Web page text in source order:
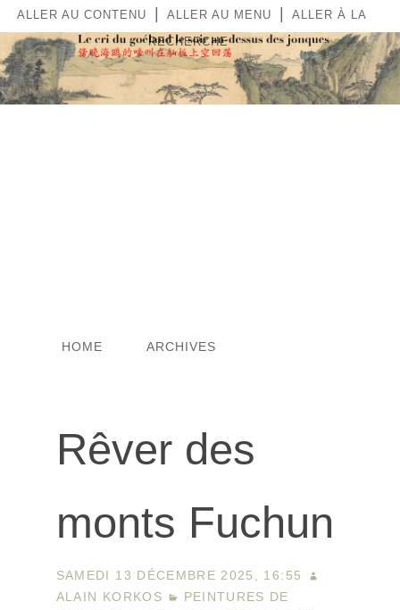
ALLER AU CONTENU ALLER AU MENU
ALLER À LA
RECHERCHE
LE CRI DU GOÉLAND LE
SOIR AU-DESSUS DES
HOME ARCHIVES
Rêver des
monts Fuchun
SAMEDI 13 DÉCEMBRE 2025, 16:55
ALAIN KORKOS
PEINTURES DE